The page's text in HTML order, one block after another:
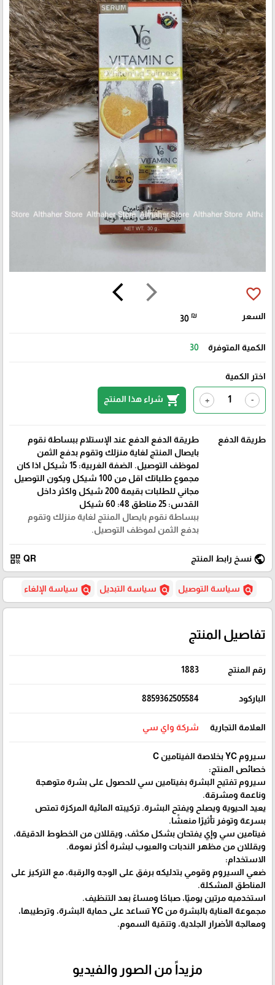
arrow_forward_ios
arrow_back_ios favorite_border
السعر 30 ₪
الكمية المتوفرة 30
اختر الكمية
-
+
shopping_cart شراء هذا المنتج
طريقة الدفع
طريقة الدفع الدفع عند الإستلام ببساطة نقوم
بايصال المنتج لغاية منزلك وتقوم بدفع الثمن
لموظف التوصيل. الضفة الغربية: 15 شيكل اذا كان
مجموع طلباتك اقل من 100 شيكل ويكون التوصيل
مجاني للطلبات بقيمة 200 شيكل واكثر داخل
القدس: 25 مناطق 48: 60 شيكل
ببساطة نقوم بايصال المنتج لغاية منزلك وتقوم
بدفع الثمن لموظف التوصيل.
public نسخ رابط المنتج QR
qr_code
policy سياسة التوصيل policy سياسة التبديل policy سياسة الإلغاء
تفاصيل المنتج
رقم المنتج 1883
الباركود 8859362505584
العلامة التجارية شركة واي سي
سيروم YC بخلاصة الفيتامين C
خصائص المنتج:
سيروم تفتيح البشرة بفيتامين سي للحصول على بشرة متوهجة
وناعمة ومشرقة.
يعيد الحيوية ويصلح ويفتح البشرة. تركيبته المائية المركزة تمتص
بسرعة وتوفر تأثيرًا منعشًا.
فيتامين سي وإي يفتحان بشكل مكثف، ويقللان من الخطوط الدقيقة،
ويقللان من مظهر الندبات والعيوب لبشرة أكثر نعومة.
الاستخدام:
ضعي السيروم وقومي بتدليكه برفق على الوجه والرقبة، مع التركيز على
المناطق المشكلة.
استخدميه مرتين يوميًا، صباحًا ومساءً بعد التنظيف.
مجموعة العناية بالبشرة من YC تساعد على حماية البشرة، وترطيبها،
ومعالجة الأضرار الجلدية، وتنقية السموم.
مزيداً من الصور والفيديو